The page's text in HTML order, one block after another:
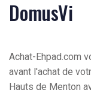
DomusVi
Achat-Ehpad.com
avant l'achat de
Hauts de Menton